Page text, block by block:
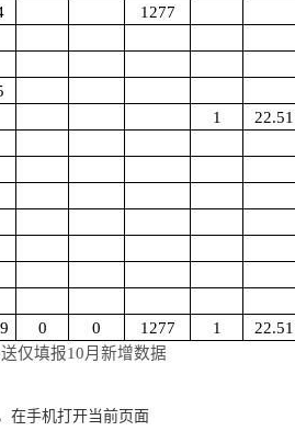
1277
1
22.51
0 0 1277 1
22.51
仅填报10月新增数据
在手机打开当前页面